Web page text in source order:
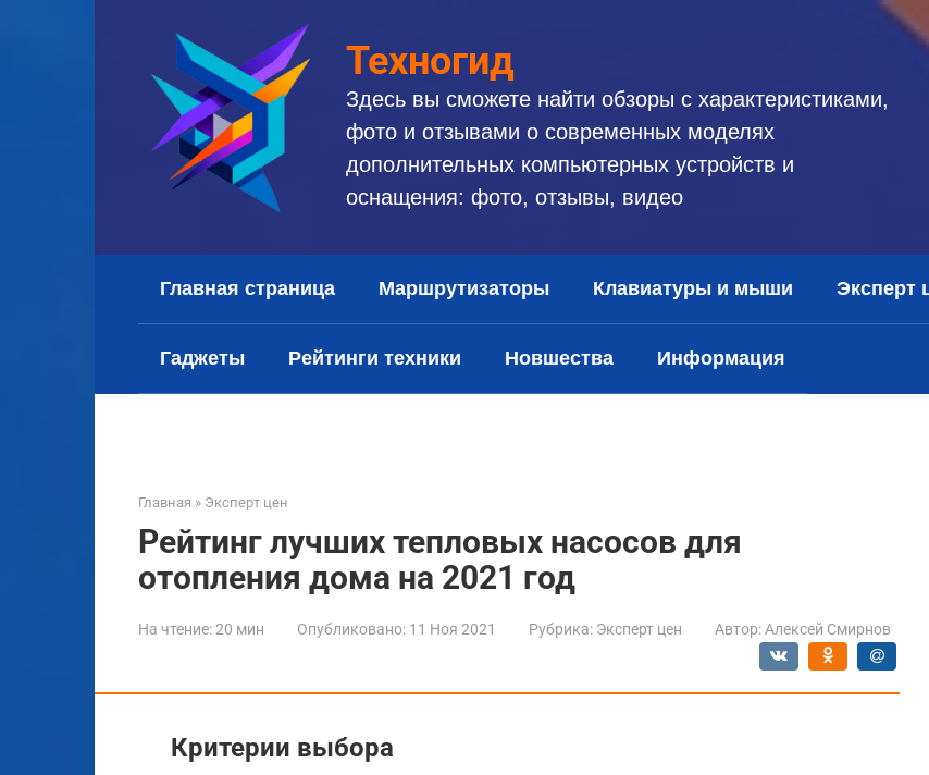
Техногид
Здесь вы сможете найти обзоры с характеристиками,
фото и отзывами о современных моделях
дополнительных компьютерных устройств и
оснащения: фото, отзывы, видео
Главная страница Маршрутизаторы Клавиатуры и мыши Эксперт
Гаджеты Рейтинги техники Новшества Информация
Главная » Эксперт цен
Рейтинг лучших тепловых насосов для
отопления дома на 2021 год
На чтение:20 мин Опубликовано: 11 Ноя 2021 Рубрика: Эксперт цен Автор: Алексей Смирнов
Критерии выбора